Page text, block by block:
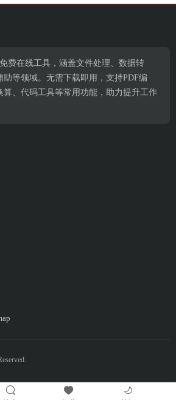
费在线工具，涵盖文件处理、数据转
等领域。无需下载即用，支持PDF编
算、代码工具等常用功能，助力提升工作